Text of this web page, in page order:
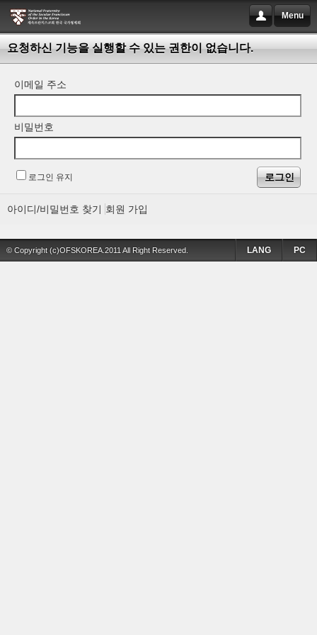
Menu
요청하신 기능을 실행할 수 있는 권한이 없습니다.
이메일 주소
비밀번호
로그인 유지
아이디/비밀번호 찾기 회원 가입
© Copyright (c)OFSKOREA.2011 All Right Reserved. PC
LANG